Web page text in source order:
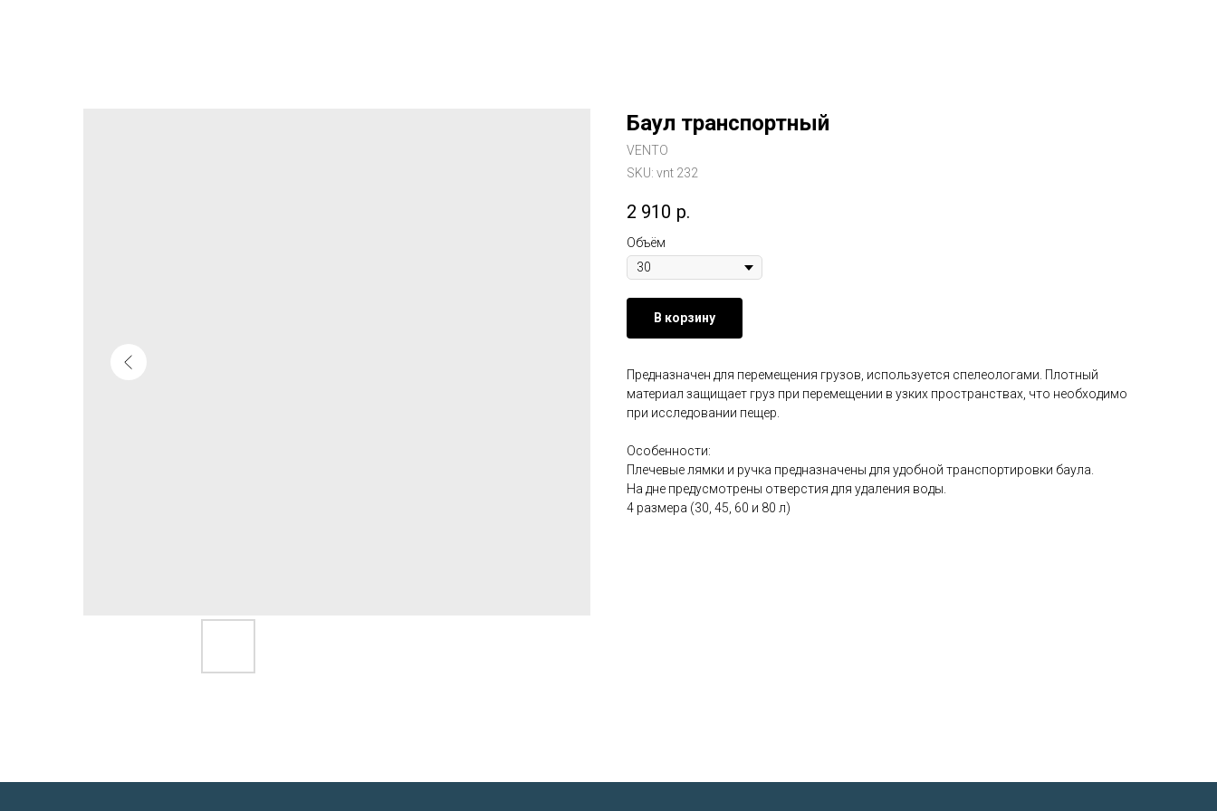
Баул транспортный
VENTO
SKU: vnt 232
2 910 р.
Объём
В корзину
Предназначен для перемещения грузов, используется спелеологами. Плотный
материал защищает груз при перемещении в узких пространствах, что необходимо
при исследовании пещер.
Особенности:
Плечевые лямки и ручка предназначены для удобной транспортировки баула.
На дне предусмотрены отверстия для удаления воды.
4 размера (30, 45, 60 и 80 л)